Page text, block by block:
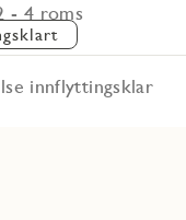
- 4 roms
innflyttingsklar